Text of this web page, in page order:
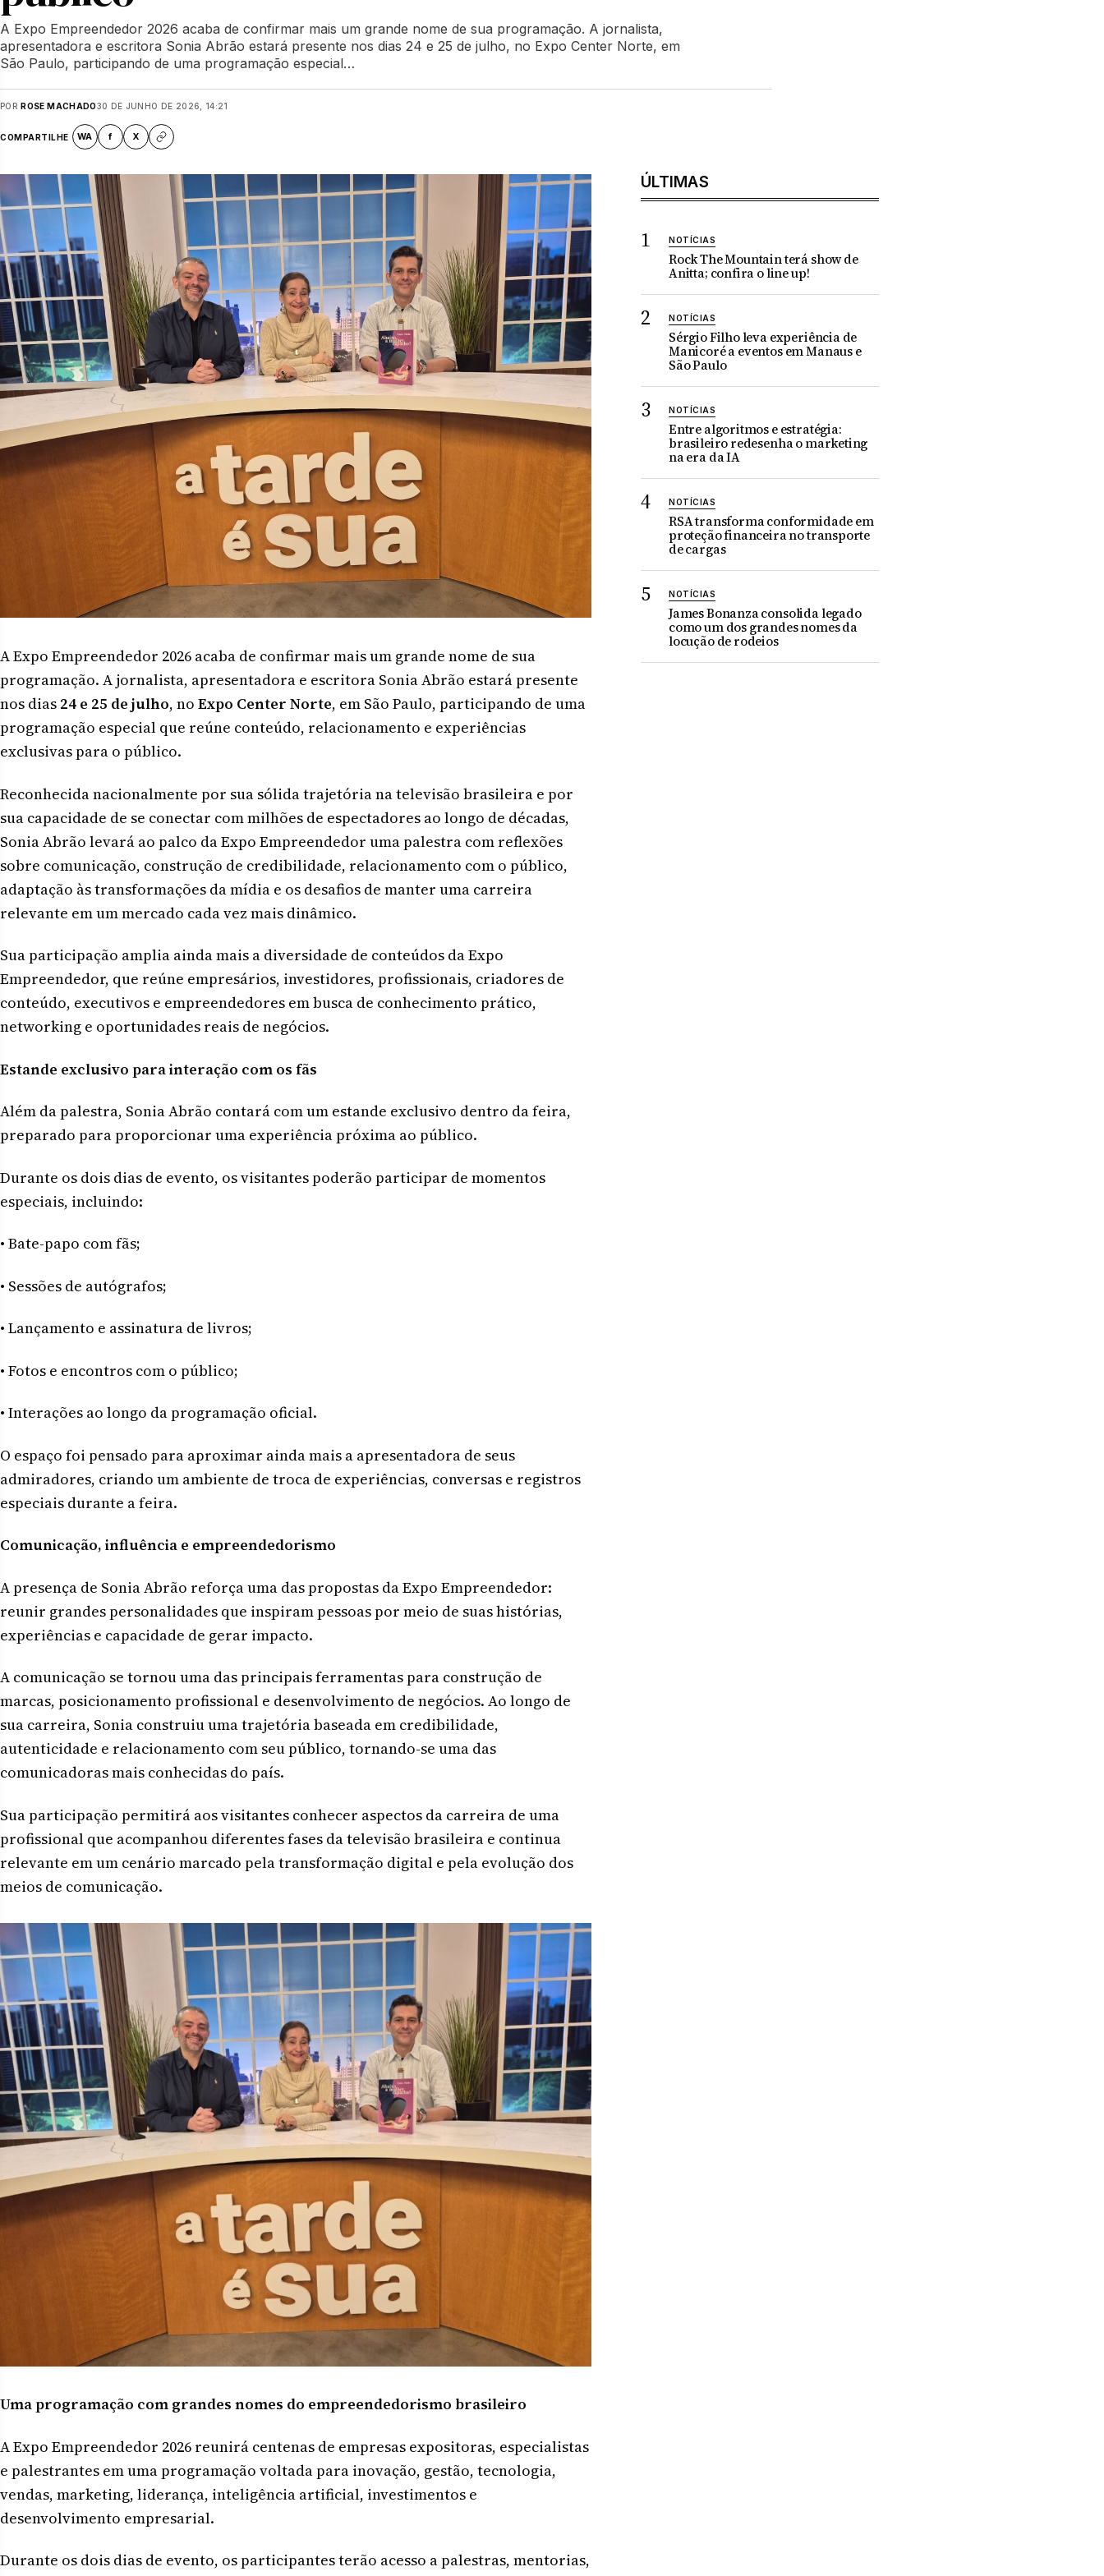
A Expo Empreendedor 2026 acaba de confirmar mais um grande nome de sua programação. A jornalista,
apresentadora e escritora Sonia Abrão estará presente nos dias 24 e 25 de julho, no Expo Center Norte, em
São Paulo, participando de uma programação especial…
POR ROSE MACHADO30 DE JUNHO DE 2026, 14:21
COMPARTILHE WA f X
A Expo Empreendedor 2026 acaba de confirmar mais um grande nome de sua
programação. A jornalista, apresentadora e escritora Sonia Abrão estará presente
nos dias 24 e 25 de julho, no Expo Center Norte, em São Paulo, participando de uma
programação especial que reúne conteúdo, relacionamento e experiências
exclusivas para o público.
Reconhecida nacionalmente por sua sólida trajetória na televisão brasileira e por
sua capacidade de se conectar com milhões de espectadores ao longo de décadas,
Sonia Abrão levará ao palco da Expo Empreendedor uma palestra com reflexões
sobre comunicação, construção de credibilidade, relacionamento com o público,
adaptação às transformações da mídia e os desafios de manter uma carreira
relevante em um mercado cada vez mais dinâmico.
Sua participação amplia ainda mais a diversidade de conteúdos da Expo
Empreendedor, que reúne empresários, investidores, profissionais, criadores de
conteúdo, executivos e empreendedores em busca de conhecimento prático,
networking e oportunidades reais de negócios.
Estande exclusivo para interação com os fãs
Além da palestra, Sonia Abrão contará com um estande exclusivo dentro da feira,
preparado para proporcionar uma experiência próxima ao público.
Durante os dois dias de evento, os visitantes poderão participar de momentos
especiais, incluindo:
• Bate-papo com fãs;
• Sessões de autógrafos;
• Lançamento e assinatura de livros;
• Fotos e encontros com o público;
• Interações ao longo da programação oficial.
O espaço foi pensado para aproximar ainda mais a apresentadora de seus
admiradores, criando um ambiente de troca de experiências, conversas e registros
especiais durante a feira.
Comunicação, influência e empreendedorismo
A presença de Sonia Abrão reforça uma das propostas da Expo Empreendedor:
reunir grandes personalidades que inspiram pessoas por meio de suas histórias,
experiências e capacidade de gerar impacto.
A comunicação se tornou uma das principais ferramentas para construção de
marcas, posicionamento profissional e desenvolvimento de negócios. Ao longo de
sua carreira, Sonia construiu uma trajetória baseada em credibilidade,
autenticidade e relacionamento com seu público, tornando-se uma das
comunicadoras mais conhecidas do país.
Sua participação permitirá aos visitantes conhecer aspectos da carreira de uma
profissional que acompanhou diferentes fases da televisão brasileira e continua
relevante em um cenário marcado pela transformação digital e pela evolução dos
meios de comunicação.
Uma programação com grandes nomes do empreendedorismo brasileiro
A Expo Empreendedor 2026 reunirá centenas de empresas expositoras, especialistas
e palestrantes em uma programação voltada para inovação, gestão, tecnologia,
vendas, marketing, liderança, inteligência artificial, investimentos e
desenvolvimento empresarial.
Durante os dois dias de evento, os participantes terão acesso a palestras, mentorias,
ÚLTIMAS
NOTÍCIAS
Rock The Mountain terá show de
Anitta; confira o line up!
NOTÍCIAS
Sérgio Filho leva experiência de
Manicoré a eventos em Manaus e
São Paulo
NOTÍCIAS
Entre algoritmos e estratégia:
brasileiro redesenha o marketing
na era da IA
NOTÍCIAS
RSA transforma conformidade em
proteção financeira no transporte
de cargas
NOTÍCIAS
James Bonanza consolida legado
como um dos grandes nomes da
locução de rodeios